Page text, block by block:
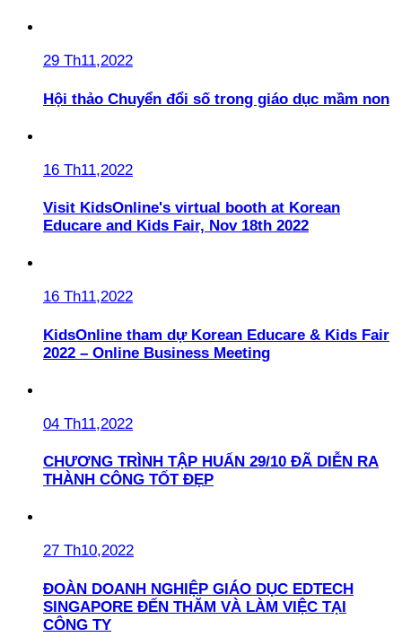
29 Th11,2022
Hội thảo Chuyển đổi số trong giáo dục mầm non
16 Th11,2022
Visit KidsOnline's virtual booth at Korean
Educare and Kids Fair, Nov 18th 2022
16 Th11,2022
KidsOnline tham dự Korean Educare & Kids Fair
2022 – Online Business Meeting
04 Th11,2022
CHƯƠNG TRÌNH TẬP HUẤN 29/10 ĐÃ DIỄN RA
THÀNH CÔNG TỐT ĐẸP
27 Th10,2022
ĐOÀN DOANH NGHIỆP GIÁO DỤC EDTECH
SINGAPORE ĐẾN THĂM VÀ LÀM VIỆC TẠI
CÔNG TY